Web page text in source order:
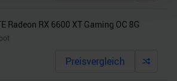
für soziale Medien anbieten
auf unsere Website zu
geben wir Informationen zu Ihrer
Radeon RX 6600 XT Gaming OC 8G
Preisvergleich